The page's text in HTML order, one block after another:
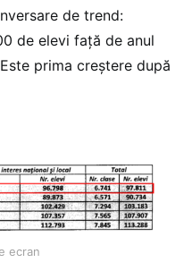
de trend:
de elevi față de anul
prima creștere după
ecran